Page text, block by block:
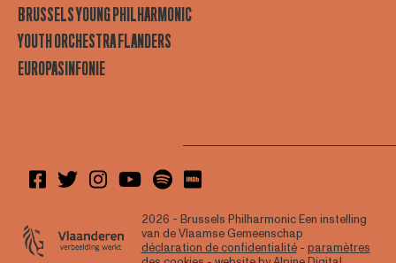
BRUSSELS YOUNG PHILHARMONIC
YOUTH ORCHESTRA FLANDERS
EUROPASINFONIE
2026 - Brussels PhilharmonicEen instelling
van de Vlaamse Gemeenschap
déclaration de confidentialité- paramètres